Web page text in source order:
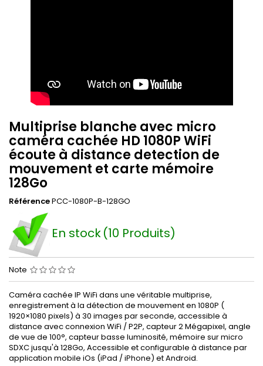
Multiprise blanche avec micro
caméra cachée HD 1080P WiFi
écoute à distance detection de
mouvement et carte mémoire
128Go
RéférencePCC-1080P-B-128GO
En stock(10 Produits)
Note
Caméra cachée IP WiFi dans une véritable multiprise,
enregistrement à la détection de mouvement en 1080P (
1920×1080 pixels) à 30 images par seconde, accessible à
distance avec connexion WiFi / P2P, capteur 2 Mégapixel, angle
de vue de 100°, capteur basse luminosité, mémoire sur micro
SDXC jusqu'à 128Go, Accessible et configurable à distance par
application mobile iOs (iPad / iPhone) et Android.